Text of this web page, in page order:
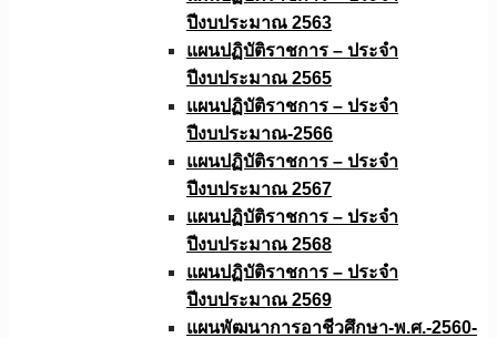
ปีงบประมาณ 2563
แผนปฏิบัติราชการ – ประจำ
ปีงบประมาณ 2565
แผนปฏิบัติราชการ – ประจำ
ปีงบประมาณ-2566
แผนปฏิบัติราชการ – ประจำ
ปีงบประมาณ 2567
แผนปฏิบัติราชการ – ประจำ
ปีงบประมาณ 2568
แผนปฏิบัติราชการ – ประจำ
ปีงบประมาณ 2569
แผนพัฒนาการอาชีวศึกษา-พ.ศ.-2560-